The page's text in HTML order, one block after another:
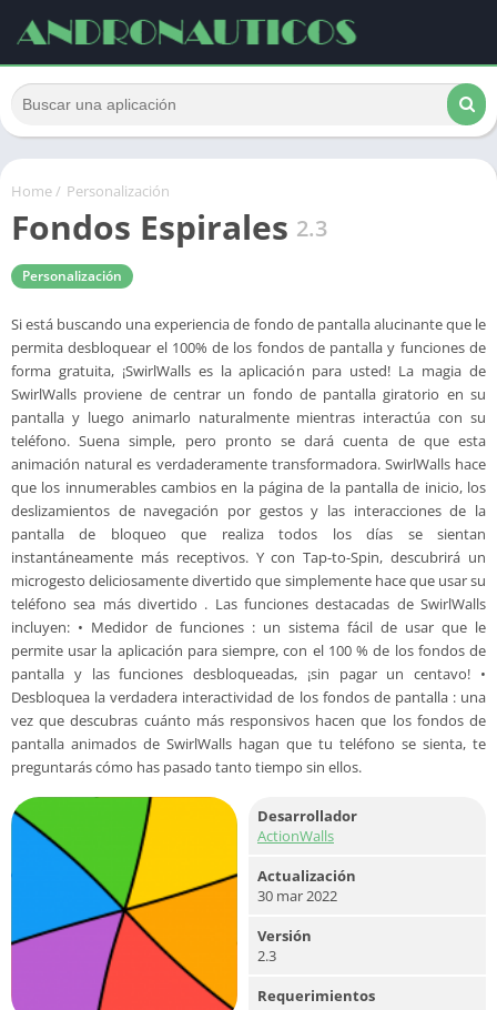
Home/ Personalización
Fondos Espirales 2.3
Personalización
Si está buscando una experiencia de fondo de pantalla alucinante que le
permita desbloquear el 100% de los fondos de pantalla y funciones de
forma gratuita, ¡SwirlWalls es la aplicación para usted! La magia de
SwirlWalls proviene de centrar un fondo de pantalla giratorio en su
pantalla y luego animarlo naturalmente mientras interactúa con su
teléfono. Suena simple, pero pronto se dará cuenta de que esta
animación natural es verdaderamente transformadora. SwirlWalls hace
que los innumerables cambios en la página de la pantalla de inicio, los
deslizamientos de navegación por gestos y las interacciones de la
pantalla de bloqueo que realiza todos los días se sientan
instantáneamente más receptivos. Y con Tap-to-Spin, descubrirá un
microgesto deliciosamente divertido que simplemente hace que usar su
teléfono sea más divertido . Las funciones destacadas de SwirlWalls
incluyen: • Medidor de funciones : un sistema fácil de usar que le
permite usar la aplicación para siempre, con el 100 % de los fondos de
pantalla y las funciones desbloqueadas, ¡sin pagar un centavo! •
Desbloquea la verdadera interactividad de los fondos de pantalla : una
vez que descubras cuánto más responsivos hacen que los fondos de
pantalla animados de SwirlWalls hagan que tu teléfono se sienta, te
preguntarás cómo has pasado tanto tiempo sin ellos.
Desarrollador
ActionWalls
Actualización
30 mar 2022
Versión
2.3
Requerimientos